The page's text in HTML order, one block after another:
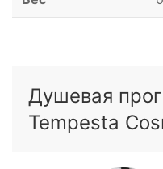
Душевая
Tempesta